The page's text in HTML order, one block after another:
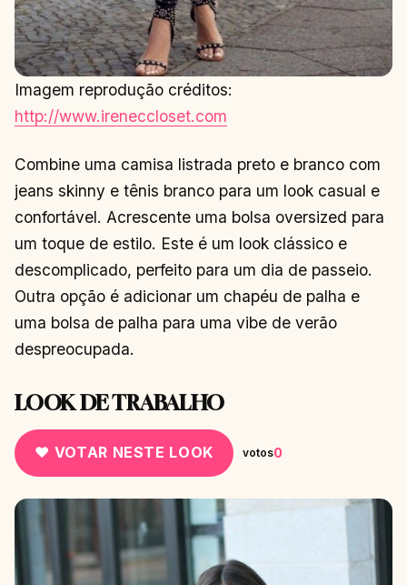
Imagem reprodução créditos:
http://www.ireneccloset.com
Combine uma camisa listrada preto e branco com
jeans skinny e tênis branco para um look casual e
confortável. Acrescente uma bolsa oversized para
um toque de estilo. Este é um look clássico e
descomplicado, perfeito para um dia de passeio.
Outra opção é adicionar um chapéu de palha e
uma bolsa de palha para uma vibe de verão
despreocupada.
LOOK DE TRABALHO
♥ VOTAR NESTE LOOK votos0